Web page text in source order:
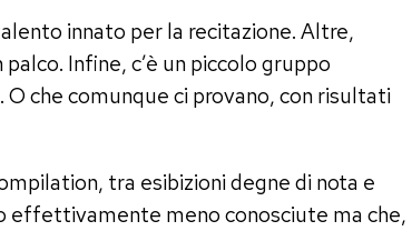
innato per la recitazione. Altre,
Infine, c’è un piccolo gruppo
che comunque ci provano, con risultati
tra esibizioni degne di nota e
effettivamente meno conosciute ma che,